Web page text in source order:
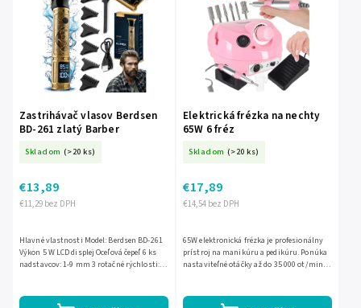
Abecedne
Zastrihávač vlasov Berdsen
BD-261 zlatý Barber
Skladom (>20 ks)
€11,29 bez DPH
€13,89
Hlavné vlastnosti Model: Berdsen BD-261
Výkon 5 W LCD displej Oceľová čepeľ 6 ks
nadstavcov: 1-9 mm 3 rotačné rýchlosti:
Elektrická frézka na nechty
65W 6 fréz
Skladom (>20 ks)
€14,54 bez DPH
€17,89
65W elektronická frézka je profesionálny
prístroj na manikúru a pedikúru. Ponúka
nastaviteľné otáčky až do 35 000 ot/min,